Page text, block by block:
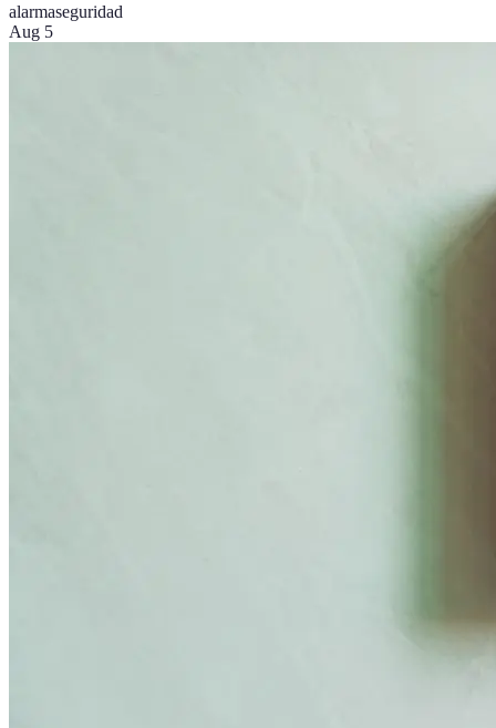
alarmaseguridad
Aug 5